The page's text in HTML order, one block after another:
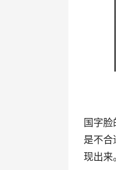
国字
是不
现出来。